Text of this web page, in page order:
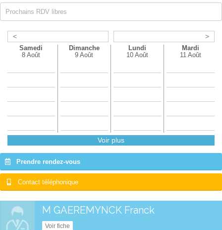
< >
Samedi
8 Août
Dimanche
9 Août
Lundi
10 Août
Mardi
11 Août
Voir plus
Prendre rendez-vous
Contact téléphonique
Prochains RDV libres
M GAEREMYNCK Franck
Voir fiche